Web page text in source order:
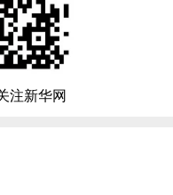
注新华网